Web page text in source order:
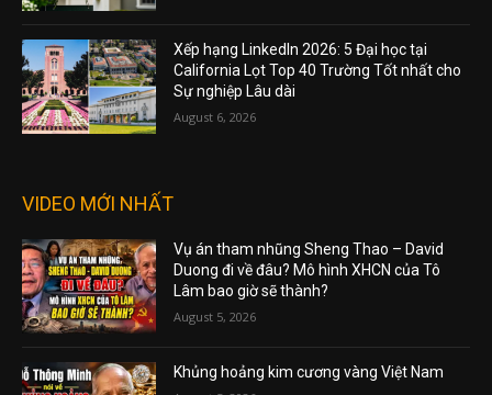
Xếp hạng LinkedIn 2026: 5 Đại học tại
California Lọt Top 40 Trường Tốt nhất cho
Sự nghiệp Lâu dài
August 6, 2026
VIDEO MỚI NHẤT
Vụ án tham nhũng Sheng Thao – David
Duong đi về đâu? Mô hình XHCN của Tô
Lâm bao giờ sẽ thành?
August 5, 2026
Khủng hoảng kim cương vàng Việt Nam